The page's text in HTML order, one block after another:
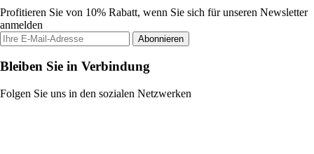
Profitieren Sie von 10% Rabatt, wenn Sie sich für unseren Newsletter
anmelden
Abonnieren
Bleiben Sie in Verbindung
Folgen Sie uns in den sozialen Netzwerken